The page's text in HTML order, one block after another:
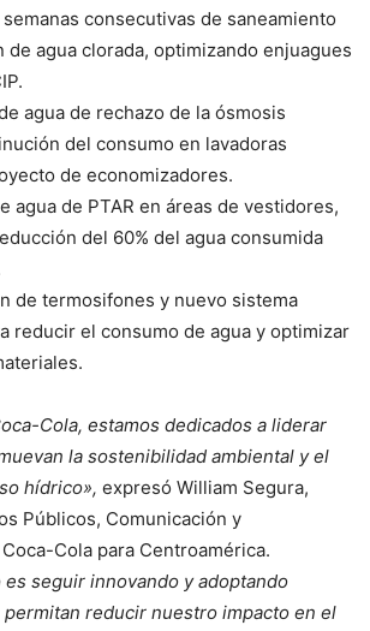
consecutivas de saneamiento
de agua clorada, optimizando enjuagues
agua de rechazo de la ósmosis
del consumo en lavadoras
de economizadores.
agua de PTAR en áreas de vestidores,
del 60% del agua consumida
de termosifones y nuevo sistema
reducir el consumo de agua y optimizar
Cola, estamos dedicados a liderar
la sostenibilidad ambiental y el
hídrico», expresó William Segura,
Públicos, Comunicación y
Cola para Centroamérica.
seguir innovando y adoptando
reducir nuestro impacto en el